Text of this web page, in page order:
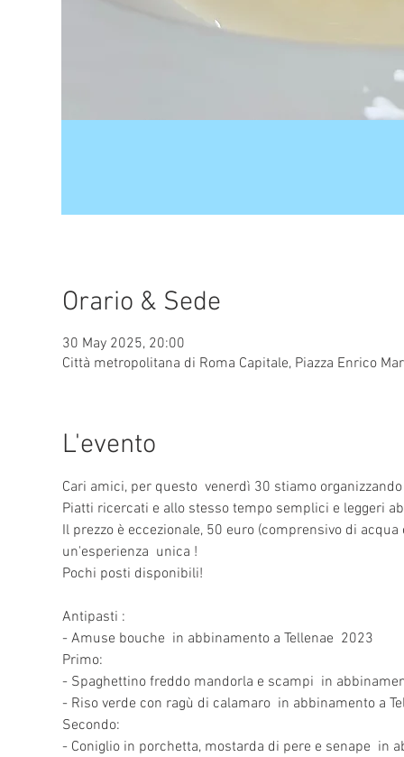
Orario & Sede
30 May 2025, 20:00
Città metropolitana di Roma Capitale, Piazza Enrico
L'evento
Cari amici, per questo  venerdì 30 stiamo
Piatti ricercati e allo stesso tempo semplici e leggeri
Il prezzo è eccezionale, 50 euro (comprensivo di
un'esperienza  unica !
Pochi posti disponibili!
Antipasti :
- Amuse bouche  in abbinamento a Tellenae  2023
Primo:
- Spaghettino freddo mandorla e scampi  in
- Riso verde con ragù di calamaro  in abbinamento a
Secondo:
- Coniglio in porchetta, mostarda di pere e senape  in